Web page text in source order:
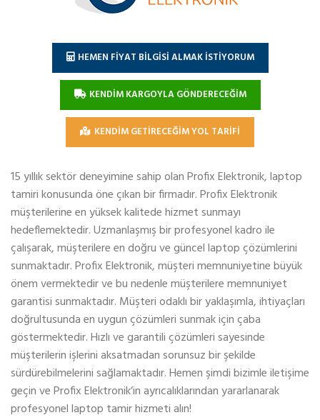
HEMEN FİYAT BİLGİSİ ALMAK İSTİYORUM
KENDİM KARGOYLA GÖNDERECEĞİM
KENDİM GETİRECEĞİM YOL TARİFİ
15 yıllık sektör deneyimine sahip olan Profix Elektronik, laptop
tamiri konusunda öne çıkan bir firmadır. Profix Elektronik
müşterilerine en yüksek kalitede hizmet sunmayı
hedeflemektedir. Uzmanlaşmış bir profesyonel kadro ile
çalışarak, müşterilere en doğru ve güncel laptop çözümlerini
sunmaktadır. Profix Elektronik, müşteri memnuniyetine büyük
önem vermektedir ve bu nedenle müşterilere memnuniyet
garantisi sunmaktadır. Müşteri odaklı bir yaklaşımla, ihtiyaçları
doğrultusunda en uygun çözümleri sunmak için çaba
göstermektedir. Hızlı ve garantili çözümleri sayesinde
müşterilerin işlerini aksatmadan sorunsuz bir şekilde
sürdürebilmelerini sağlamaktadır. Hemen şimdi bizimle iletişime
geçin ve Profix Elektronik’in ayrıcalıklarından yararlanarak
profesyonel laptop tamir hizmeti alın!